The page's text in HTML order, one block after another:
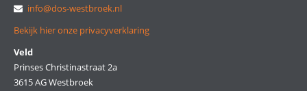
info@dos-westbroek.nl
Bekijk hier onze privacyverklaring
Veld
Prinses Christinastraat 2a
3615 AG Westbroek